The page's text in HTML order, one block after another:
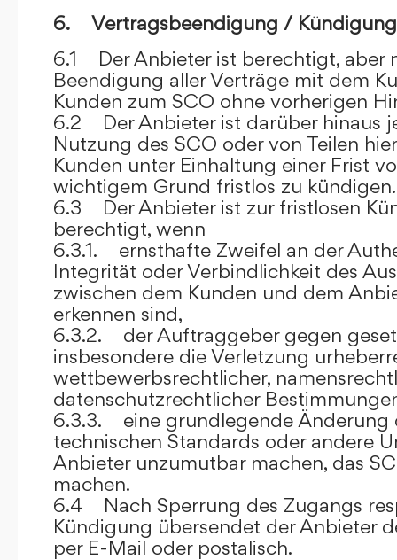
6. Vertragsbeendigung / Kündigung
6.1 Der Anbieter ist berechtigt, aber
Beendigung aller Verträge mit dem
Kunden zum SCO ohne vorherigen
6.2 Der Anbieter ist darüber hinaus
Nutzung des SCO oder von Teilen
Kunden unter Einhaltung einer Frist
wichtigem Grund fristlos zu kündigen.
6.3 Der Anbieter ist zur fristlosen
berechtigt, wenn
6.3.1. ernsthafte Zweifel an der
Integrität oder Verbindlichkeit des
zwischen dem Kunden und dem
erkennen sind,
6.3.2. der Auftraggeber gegen
insbesondere die Verletzung
wettbewerbsrechtlicher,
datenschutzrechtlicher
6.3.3. eine grundlegende Änderung
technischen Standards oder andere
Anbieter unzumutbar machen, das
machen.
6.4 Nach Sperrung des Zugangs
Kündigung übersendet der Anbieter
per E-Mail oder postalisch.